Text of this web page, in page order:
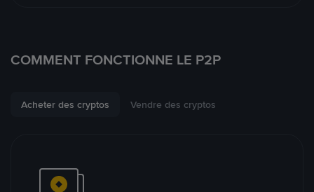
COMMENT FONCTIONNE LE P2P
Acheter des cryptos Vendre des cryptos